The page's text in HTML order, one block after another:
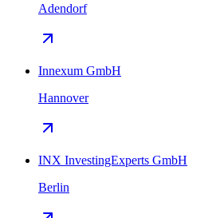
Adendorf
Innexum GmbH
Hannover
INX InvestingExperts GmbH
Berlin